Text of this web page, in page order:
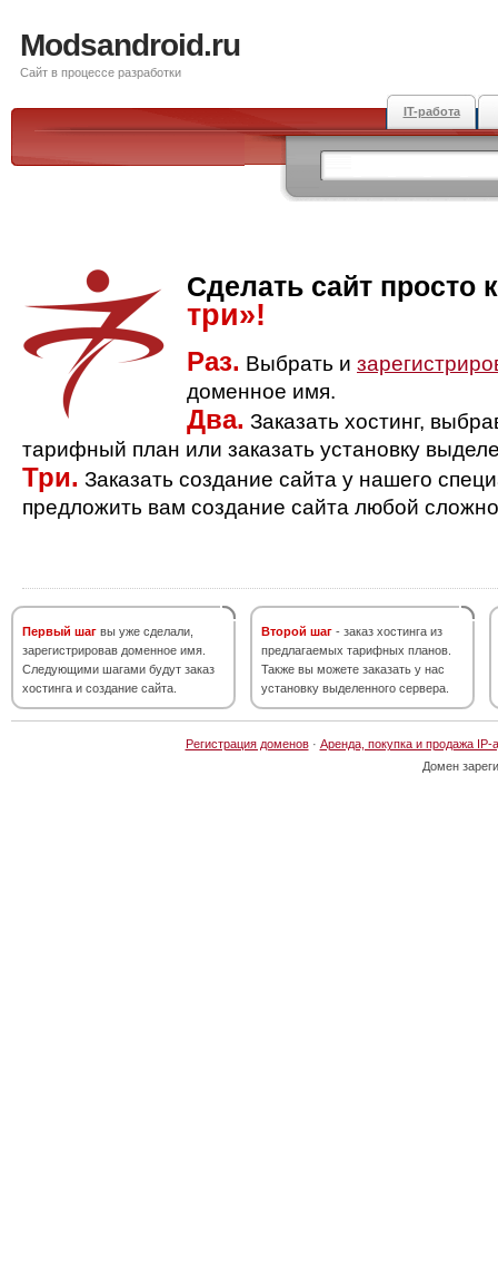
Modsandroid.ru
Сайт в процессе разработки
IT-работа
Сделать сайт просто
три»!
Раз. Выбрать и
доменное имя.
Два. Заказать хостинг,
тарифный план или заказать установку
Три. Заказать создание сайта у нашего
предложить вам создание сайта любой
Первый шаг вы уже сделали,
зарегистрировав доменное имя.
Следующими шагами будут заказ
хостинга и создание сайта.
Второй шаг - заказ хостинга из
предлагаемых тарифных планов.
Также вы можете заказать у нас
установку выделенного сервера.
Регистрация доменов· Аренда, покупка и продажа IP-
Домен